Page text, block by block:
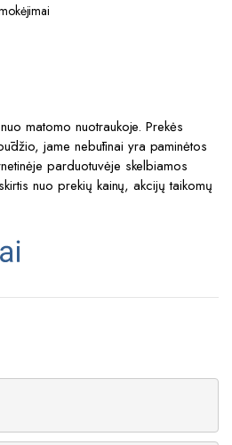
matomo nuotraukoje. Prekės
jame nebūtinai yra paminėtos
parduotuvėje skelbiamos
nuo prekių kainų, akcijų taikomų